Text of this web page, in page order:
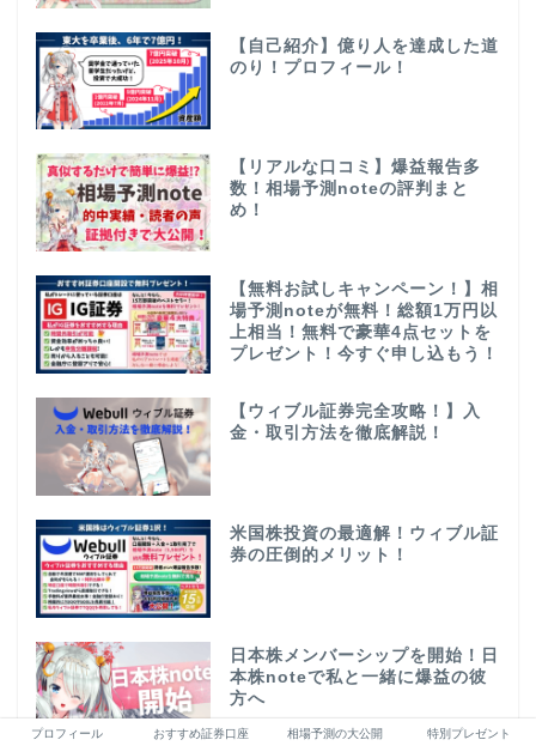
【自己紹介】億り人を達成した道
のり！プロフィール！
【リアルな口コミ】爆益報告多
数！相場予測noteの評判まと
め！
【無料お試しキャンペーン！】相
場予測noteが無料！総額1万円以
上相当！無料で豪華4点セットを
プレゼント！今すぐ申し込もう！
【ウィブル証券完全攻略！】入
金・取引方法を徹底解説！
米国株投資の最適解！ウィブル証
券の圧倒的メリット！
日本株メンバーシップを開始！日
本株noteで私と一緒に爆益の彼
方へ
プロフィール おすすめ証券口座 相場予測の大公開 特別プレゼント